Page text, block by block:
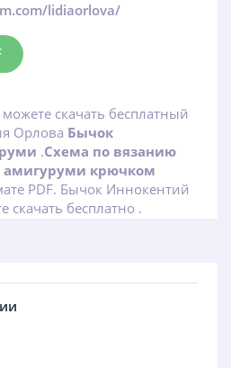
lidiaorlova/
скачать бесплатный
Орлова Бычок
.Схема по вязанию
амигуруми крючком
PDF. Бычок Иннокентий
бесплатно .